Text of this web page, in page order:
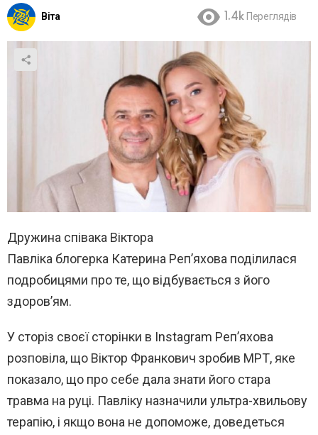
Віта 1.4k Переглядів
Дружина співака Віктора
Павліка блогерка Катерина Реп’яхова поділилася
подробицями про те, що відбувається з його
здоров’ям.
У сторіз своєї сторінки в Instagram Реп’яхова
розповіла, що Віктор Франкович зробив МРТ, яке
показало, що про себе дала знати його стара
травма на руці. Павліку назначили ультра-хвильову
терапію, і якщо вона не допоможе, доведеться